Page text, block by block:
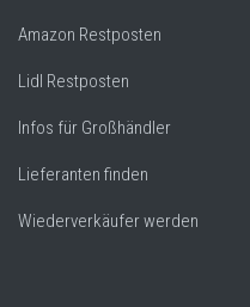
Amazon Restposten
Lidl Restposten
Infos für Großhändler
Lieferanten finden
Wiederverkäufer werden